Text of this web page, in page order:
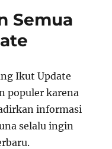
Semua
Ikut Update
populer karena
informasi
selalu ingin